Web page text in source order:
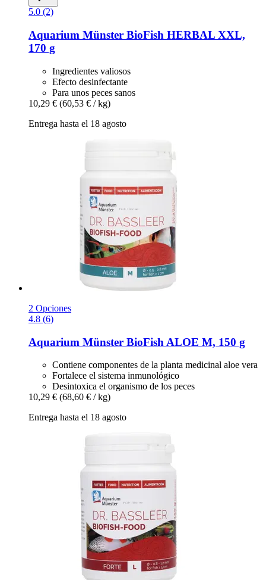
5.0 (2)
Aquarium Münster BioFish HERBAL XXL,
170 g
Ingredientes valiosos
Efecto desinfectante
Para unos peces sanos
10,29 € (60,53 € / kg)
Entrega hasta el 18 agosto
2 Opciones
4.8 (6)
Aquarium Münster BioFish ALOE M, 150 g
Contiene componentes de la planta medicinal aloe vera
Fortalece el sistema inmunológico
Desintoxica el organismo de los peces
10,29 € (68,60 € / kg)
Entrega hasta el 18 agosto